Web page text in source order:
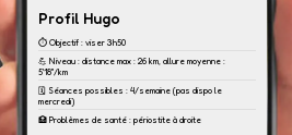
Profil Hugo
⏱️ Objectif : viser 3h50
💪 Niveau : distance max : 26 km, allure moyenne :
5'18''/km
🗓️ Séances possibles : 4/semaine (pas dispo le
mercredi)
🏥 Problèmes de santé : périostite à droite